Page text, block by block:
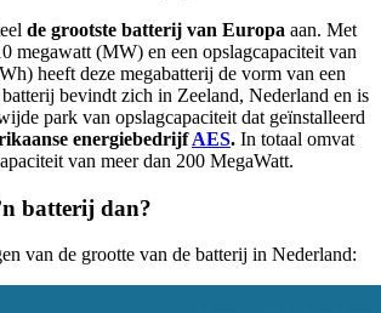
de grootste batterij van Europa aan. Met
megawatt (MW) en een opslagcapaciteit van
heeft deze megabatterij de vorm van een
bevindt zich in Zeeland, Nederland en is
park van opslagcapaciteit dat geïnstalleerd
energiebedrijfAES. In totaal omvat
van meer dan 200 MegaWatt.
batterij dan?
van de grootte van de batterij in Nederland: